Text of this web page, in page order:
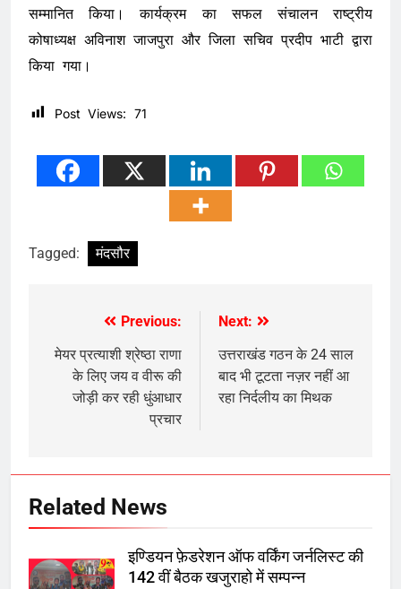
सम्मानित किया। कार्यक्रम का सफल संचालन राष्ट्रीय
कोषाध्यक्ष अविनाश जाजपुरा और जिला सचिव प्रदीप भाटी द्वारा
किया गया।
Post Views: 71
Tagged: मंदसौर
navigation
Previous:
मेयर प्रत्याशी श्रेष्ठा राणा
के लिए जय व वीरू की
जोड़ी कर रही धुंआधार
प्रचार
Next:
उत्तराखंड गठन के 24 साल
बाद भी टूटता नज़र नहीं आ
रहा निर्दलीय का मिथक
Related News
इण्डियन फ़ेडरेशन ऑफ वर्किंग जर्नलिस्ट की
142 वीं बैठक खजुराहो में सम्पन्न